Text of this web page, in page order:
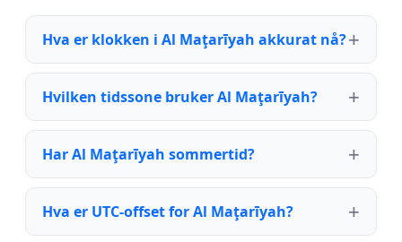
Hva er klokken i Al Maţarīyah akkurat nå?
Hvilken tidssone bruker Al Maţarīyah?
Har Al Maţarīyah sommertid?
Hva er UTC-offset for Al Maţarīyah?